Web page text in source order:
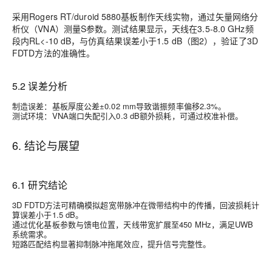
采用Rogers RT/duroid 5880基板制作天线实物，通过矢量网络分
析仪（VNA）测量S参数。测试结果显示，天线在3.5-8.0 GHz频
段内RL<-10 dB，与仿真结果误差小于1.5 dB（图2），验证了3D
FDTD方法的准确性。
5.2 误差分析
制造误差：基板厚度公差±0.02 mm导致谐振频率偏移2.3%。
测试环境：VNA端口失配引入0.3 dB额外损耗，可通过校准补偿。
6. 结论与展望
6.1 研究结论
3D FDTD方法可精确模拟超宽带脉冲在微带结构中的传播，回波损耗计
算误差小于1.5 dB。
通过优化基板参数与馈电位置，天线带宽扩展至450 MHz，满足UWB
系统需求。
短路匹配结构显著抑制脉冲拖尾效应，提升信号完整性。